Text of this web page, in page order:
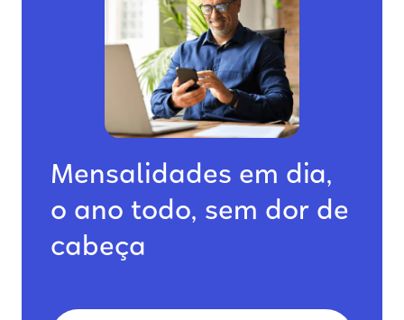
Mensalidades em dia,
o ano todo, sem dor de
cabeça